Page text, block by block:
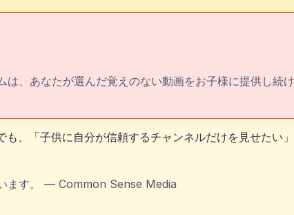
、あなたが選んだ覚えのない動画をお子様に提供し続
、「子供に自分が信頼するチャンネルだけを見せたい
す。 — Common Sense Media